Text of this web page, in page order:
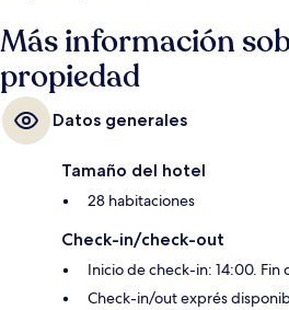
Más información
propiedad
Datos generales
Tamaño del hotel
28 habitaciones
Check-in/check-out
Inicio de check-in: 14:00.
Check-in/out exprés